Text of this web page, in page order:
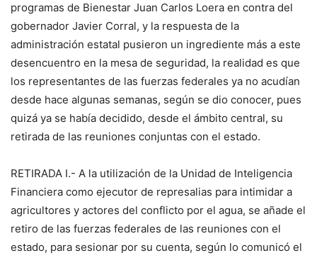
programas de Bienestar Juan Carlos Loera en contra del
gobernador Javier Corral, y la respuesta de la
administración estatal pusieron un ingrediente más a este
desencuentro en la mesa de seguridad, la realidad es que
los representantes de las fuerzas federales ya no acudían
desde hace algunas semanas, según se dio conocer, pues
quizá ya se había decidido, desde el ámbito central, su
retirada de las reuniones conjuntas con el estado.
RETIRADA I.- A la utilización de la Unidad de Inteligencia
Financiera como ejecutor de represalias para intimidar a
agricultores y actores del conflicto por el agua, se añade el
retiro de las fuerzas federales de las reuniones con el
estado, para sesionar por su cuenta, según lo comunicó el